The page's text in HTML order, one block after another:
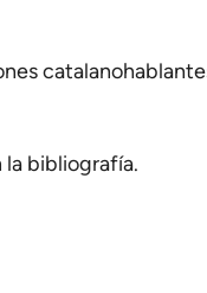
bibliografía.